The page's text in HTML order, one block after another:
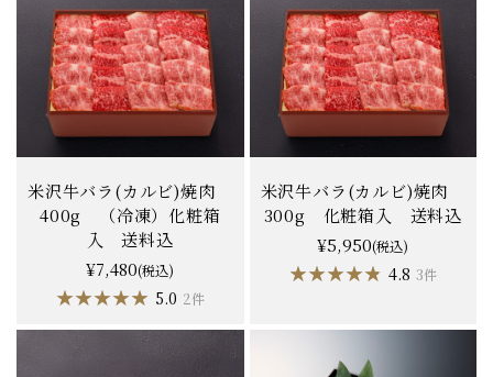
米沢牛バラ(カルビ)焼肉
400g （冷凍）化粧箱
入 送料込
¥7,480(税込)
★★★★★
★★★★★ 5.0 2件
米沢牛バラ(カルビ)焼肉
300g 化粧箱入 送料込
¥5,950(税込)
★★★★★
★★★★★ 4.8 3件